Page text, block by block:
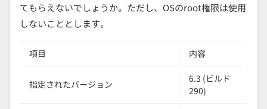
てもらえないでしょうか。ただし、OSのroot権限は使用
しないこととします。
項目 内容
指定されたバージョン
6.3 (ビルド
290)